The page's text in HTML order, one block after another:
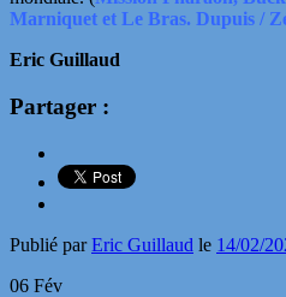
Marniquet et Le Bras. Dupuis /
Eric Guillaud
Partager :
Publié parEric Guillaud le 14/02/
06 Fév